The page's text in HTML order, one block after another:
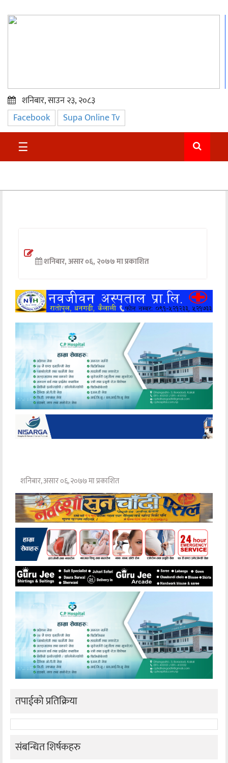
प्रमुख
समाचार
सुदुर
अन्तर्वार्ता
खेलकुद
मनोरञ्जन
अन्य
शनिबार, साउन २३, २०८३
Facebook Supa Online Tv
☰
शनिबार, असार ०६, २०७७ मा प्रकाशित
शनिबार, असार ०६, २०७७ मा प्रकाशित
तपाईको प्रतिक्रिया
संबन्धित शिर्षकहरु